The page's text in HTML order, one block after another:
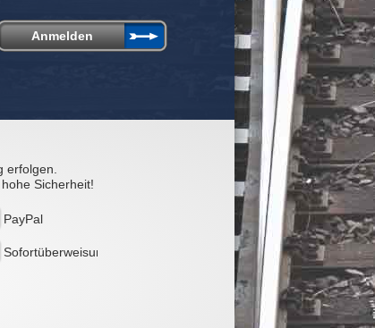
erfolgen.
Sicherheit!
PayPal
Sofortüberweisung